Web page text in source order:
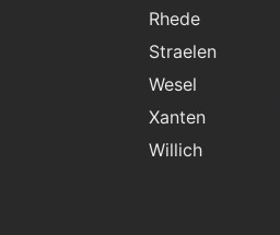
Rhede
Straelen
Wesel
Xanten
Willich